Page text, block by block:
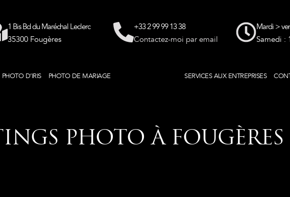
1 Bis Bd du Maréchal Leclerc
35300 Fougères
+33 2 99 99 13 38
Contactez-moi par email
Mardi >
Samedi :
PHOTO D’IRIS PHOTO DE MARIAGE SERVICES AUX ENTREPRISES
PHOTO À FOUGÈRES